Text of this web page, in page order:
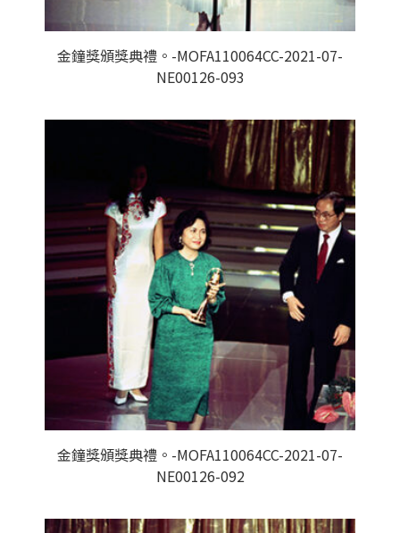
金鐘獎頒獎典禮。-MOFA110064CC-2021-07-
NE00126-093
金鐘獎頒獎典禮。-MOFA110064CC-2021-07-
NE00126-092